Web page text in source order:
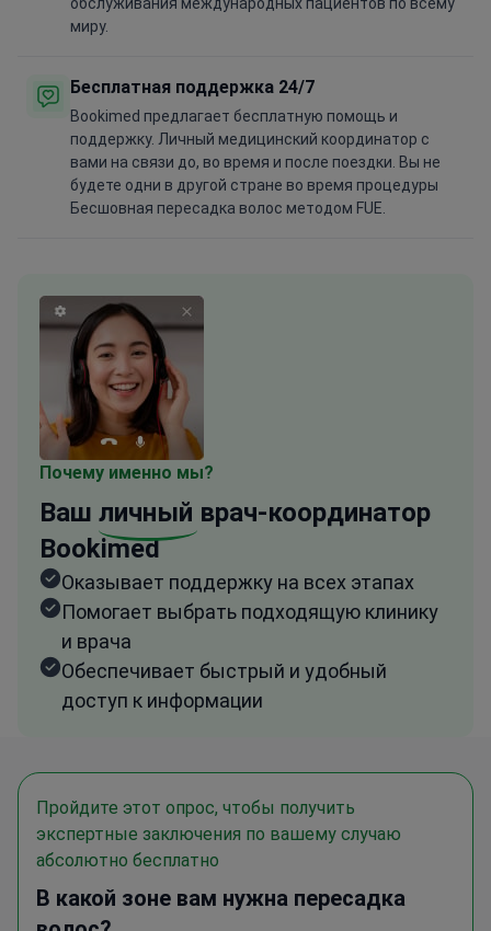
миру.
Бесплатная поддержка 24/7
Bookimed предлагает бесплатную помощь и
поддержку. Личный медицинский координатор с
вами на связи до, во время и после поездки. Вы не
будете одни в другой стране во время процедуры
Бесшовная пересадка волос методом FUE.
Почему именно мы?
Ваш личный врач-координатор
Bookimed
Оказывает поддержку на всех этапах
Помогает выбрать подходящую клинику
и врача
Обеспечивает быстрый и удобный
доступ к информации
Пройдите этот опрос, чтобы получить
экспертные заключения по вашему случаю
абсолютно бесплатно
В какой зоне вам нужна пересадка